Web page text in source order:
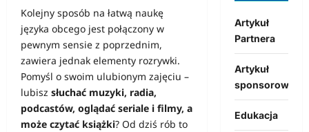
Kolejny sposób na łatwą naukę
języka obcego jest połączony w
pewnym sensie z poprzednim,
zawiera jednak elementy rozrywki.
Pomyśl o swoim ulubionym zajęciu –
lubisz słuchać muzyki, radia,
podcastów, oglądać seriale i filmy, a
może czytać książki? Od dziś rób to
Artykuł
Partnera
Artykuł
sponsorowany
Edukacja